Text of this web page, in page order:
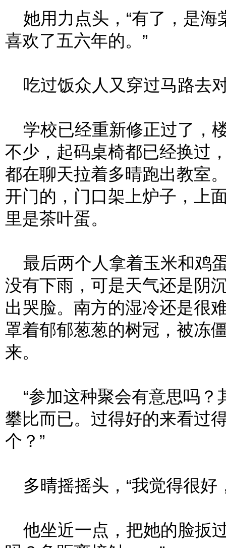
她用力点头，“有了，是海
喜欢了五六年的。”
吃过饭众人又穿过马路去
学校已经重新修正过了，
不少，起码桌椅都已经换过
都在聊天拉着多晴跑出教室
开门的，门口架上炉子，上
里是茶叶蛋。
最后两个人拿着玉米和鸡
没有下雨，可是天气还是阴
出哭脸。南方的湿冷还是很
罩着郁郁葱葱的树冠，被冻
来。
“参加这种聚会有意思吗？
攀比而已。过得好的来看过
个？”
多晴摇摇头，“我觉得很好
他坐近一点，把她的脸扳